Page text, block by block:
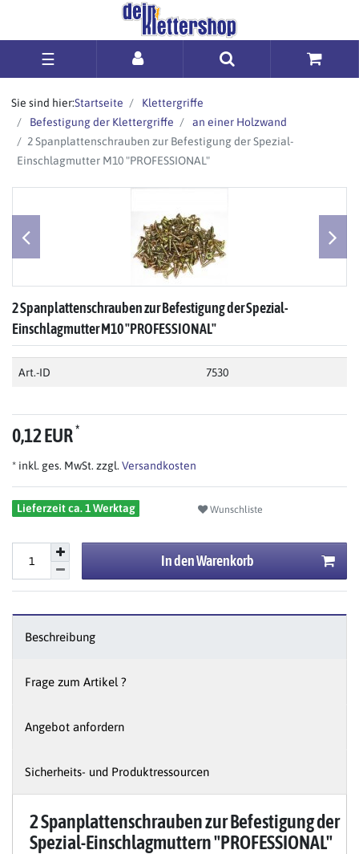
☰
Sie sind hier:Startseite
Klettergriffe
Befestigung der Klettergriffe
an einer Holzwand
2 Spanplattenschrauben zur Befestigung der Spezial-
Einschlagmutter M10 "PROFESSIONAL"
2 Spanplattenschrauben zur Befestigung der Spezial-
Einschlagmutter M10 "PROFESSIONAL"
Art.-ID 7530
0,12 EUR*
* inkl. ges. MwSt. zzgl. Versandkosten
Lieferzeit ca. 1 Werktag Wunschliste
In den Warenkorb
Beschreibung
Frage zum Artikel ?
Angebot anfordern
Sicherheits- und Produktressourcen
2 Spanplattenschrauben zur Befestigung der
Spezial-Einschlagmuttern "PROFESSIONAL"